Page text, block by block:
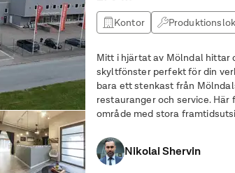
Kontor
Mitt i hjärtat av Mölndal hittar
skyltfönster perfekt för din
bara ett stenkast från
restauranger och service.
område med stora framtidsutsikter. Lokalens fördelar: Generös
Nikolai Shervin